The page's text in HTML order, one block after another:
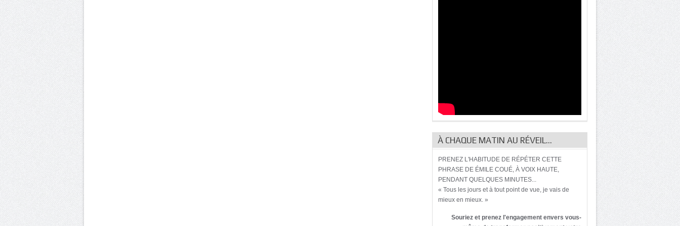
À CHAQUE MATIN AU RÉVEIL…
PRENEZ L'HABITUDE DE RÉPÉTER CETTE
PHRASE DE ÉMILE COUÉ, À VOIX HAUTE,
PENDANT QUELQUES MINUTES...
« Tous les jours et à tout point de vue, je vais de
mieux en mieux. »
Souriez et prenez l'engagement envers vous-